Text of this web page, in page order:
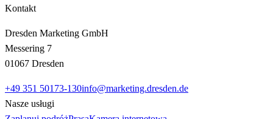
Kontakt
Dresden Marketing GmbH
Messering 7
01067 Dresden
+49 351 50173-130info@marketing.dresden.de
Nasze usługi